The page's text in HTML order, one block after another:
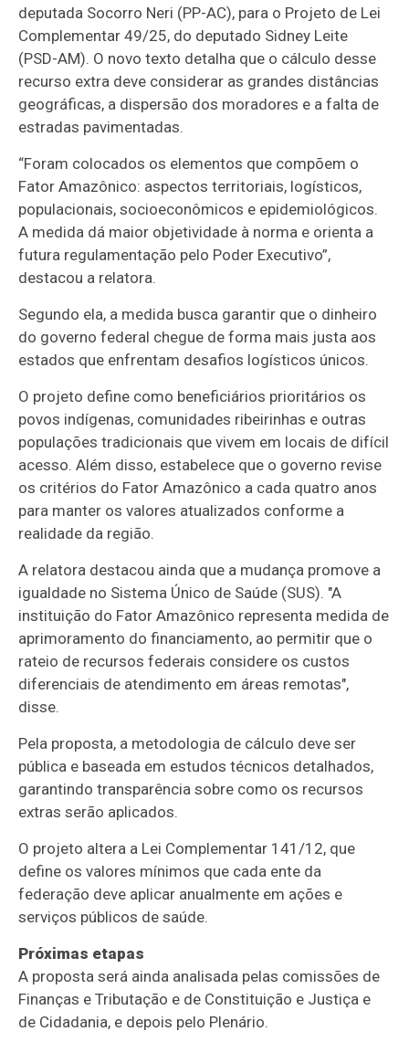
deputada Socorro Neri (PP-AC), para o Projeto de Lei
Complementar 49/25, do deputado Sidney Leite
(PSD-AM). O novo texto detalha que o cálculo desse
recurso extra deve considerar as grandes distâncias
geográficas, a dispersão dos moradores e a falta de
estradas pavimentadas.
“Foram colocados os elementos que compõem o
Fator Amazônico: aspectos territoriais, logísticos,
populacionais, socioeconômicos e epidemiológicos.
A medida dá maior objetividade à norma e orienta a
futura regulamentação pelo Poder Executivo”,
destacou a relatora.
Segundo ela, a medida busca garantir que o dinheiro
do governo federal chegue de forma mais justa aos
estados que enfrentam desafios logísticos únicos.
O projeto define como beneficiários prioritários os
povos indígenas, comunidades ribeirinhas e outras
populações tradicionais que vivem em locais de difícil
acesso. Além disso, estabelece que o governo revise
os critérios do Fator Amazônico a cada quatro anos
para manter os valores atualizados conforme a
realidade da região.
A relatora destacou ainda que a mudança promove a
igualdade no Sistema Único de Saúde (SUS). "A
instituição do Fator Amazônico representa medida de
aprimoramento do financiamento, ao permitir que o
rateio de recursos federais considere os custos
diferenciais de atendimento em áreas remotas",
disse.
Pela proposta, a metodologia de cálculo deve ser
pública e baseada em estudos técnicos detalhados,
garantindo transparência sobre como os recursos
extras serão aplicados.
O projeto altera a Lei Complementar 141/12, que
define os valores mínimos que cada ente da
federação deve aplicar anualmente em ações e
serviços públicos de saúde.
Próximas etapas
A proposta será ainda analisada pelas comissões de
Finanças e Tributação e de Constituição e Justiça e
de Cidadania, e depois pelo Plenário.